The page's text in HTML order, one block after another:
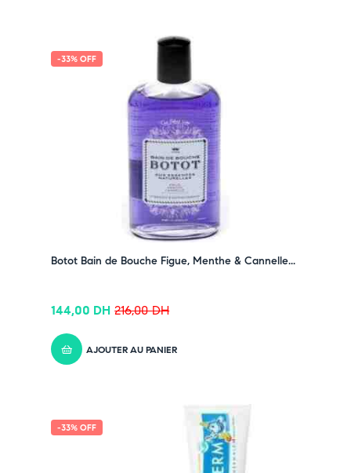
-33% OFF
Botot Bain de Bouche Figue, Menthe & Cannelle...
216,00DH
144,00 DH
AJOUTER AU PANIER
-33% OFF